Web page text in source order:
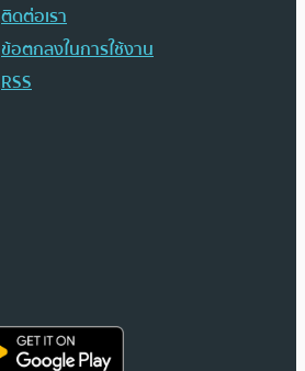
ติดต่อเรา
ข้อตกลงในการใช้งาน
RSS